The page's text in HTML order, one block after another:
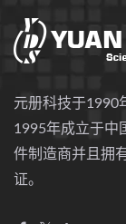
元册科技于1990
1995年成立于中
件制造商并且拥
证。